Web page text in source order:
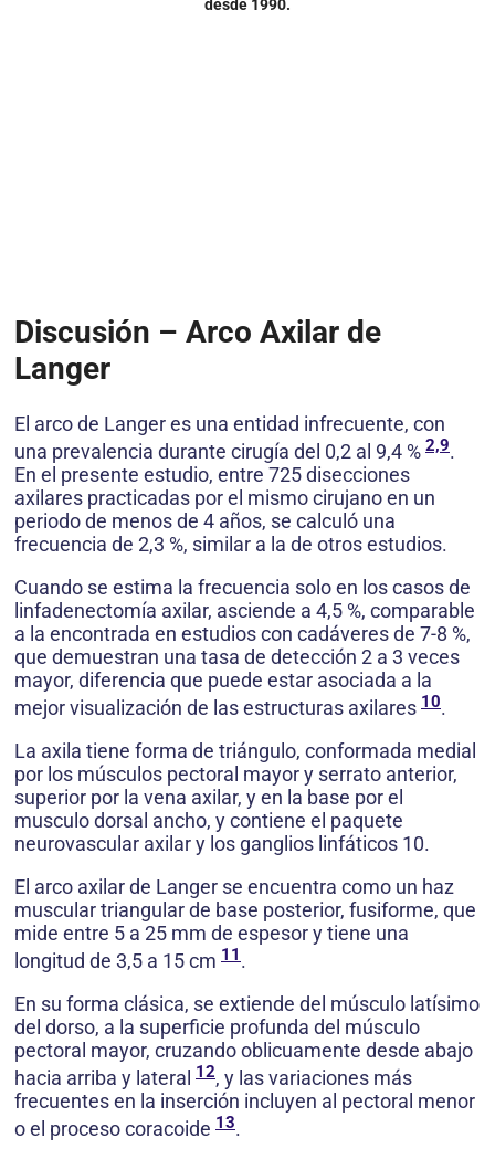
desde 1990.
Discusión – Arco Axilar de
Langer
El arco de Langer es una entidad infrecuente, con
una prevalencia durante cirugía del 0,2 al 9,4 % 2,9.
En el presente estudio, entre 725 disecciones
axilares practicadas por el mismo cirujano en un
periodo de menos de 4 años, se calculó una
frecuencia de 2,3 %, similar a la de otros estudios.
Cuando se estima la frecuencia solo en los casos de
linfadenectomía axilar, asciende a 4,5 %, comparable
a la encontrada en estudios con cadáveres de 7-8 %,
que demuestran una tasa de detección 2 a 3 veces
mayor, diferencia que puede estar asociada a la
mejor visualización de las estructuras axilares 10.
La axila tiene forma de triángulo, conformada medial
por los músculos pectoral mayor y serrato anterior,
superior por la vena axilar, y en la base por el
musculo dorsal ancho, y contiene el paquete
neurovascular axilar y los ganglios linfáticos 10.
El arco axilar de Langer se encuentra como un haz
muscular triangular de base posterior, fusiforme, que
mide entre 5 a 25 mm de espesor y tiene una
longitud de 3,5 a 15 cm 11 .
En su forma clásica, se extiende del músculo latísimo
del dorso, a la superficie profunda del músculo
pectoral mayor, cruzando oblicuamente desde abajo
hacia arriba y lateral 12, y las variaciones más
frecuentes en la inserción incluyen al pectoral menor
o el proceso coracoide 13.